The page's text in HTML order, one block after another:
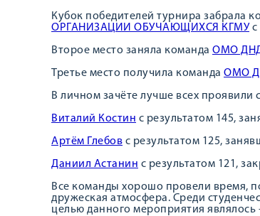
Кубок победителей турнира забрала
ОРГАНИЗАЦИИ ОБУЧАЮЩИХСЯ КГМУ с
Второе место заняла команда ОМО
Третье место получила команда ОМО
В личном зачёте лучше всех проявили
Виталий Костин с результатом 145,
Артём Глебов с результатом 125,
Даниил Астанин с результатом 121,
Все команды хорошо провели время,
дружеская атмосфера. Среди
целью данного мероприятия